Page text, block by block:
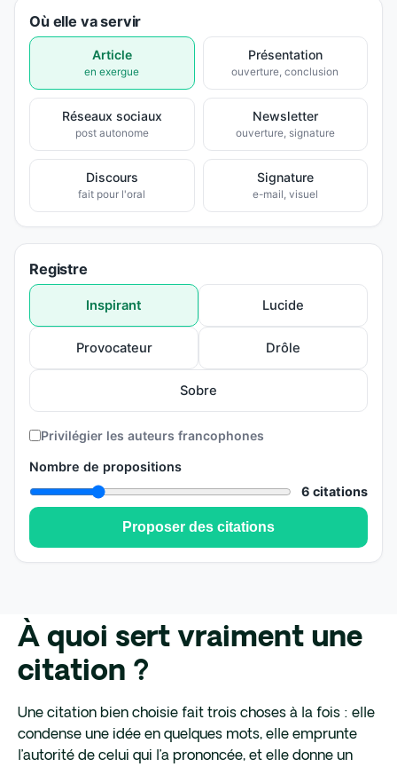
À quoi sert vraiment une
citation ?
Une citation bien choisie fait trois choses à la fois : elle
condense une idée en quelques mots, elle emprunte
l’autorité de celui qui l’a prononcée, et elle donne un